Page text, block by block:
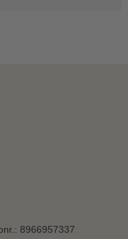
8966957337